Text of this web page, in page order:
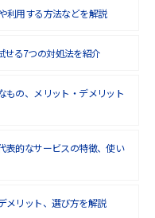
利用する方法などを解説
せる7つの対処法を紹介
もの、メリット・デメリット
表的なサービスの特徴、使い
メリット、選び方を解説